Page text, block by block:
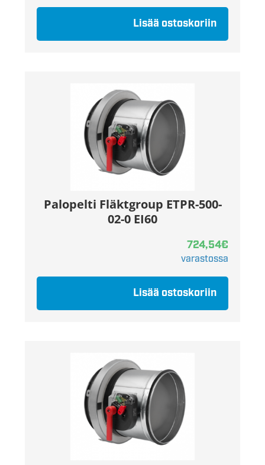
Lisää ostoskoriin
Palopelti Fläktgroup ETPR-500-
02-0 EI60
724,54€
varastossa
Lisää ostoskoriin